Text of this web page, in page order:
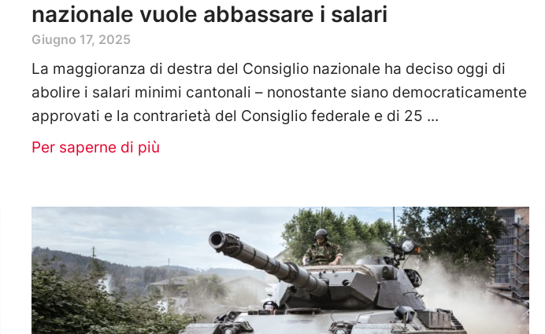
nazionale vuole abbassare i salari
Giugno 17, 2025
La maggioranza di destra del Consiglio nazionale ha deciso oggi di
abolire i salari minimi cantonali – nonostante siano democraticamente
approvati e la contrarietà del Consiglio federale e di 25
Per saperne di più